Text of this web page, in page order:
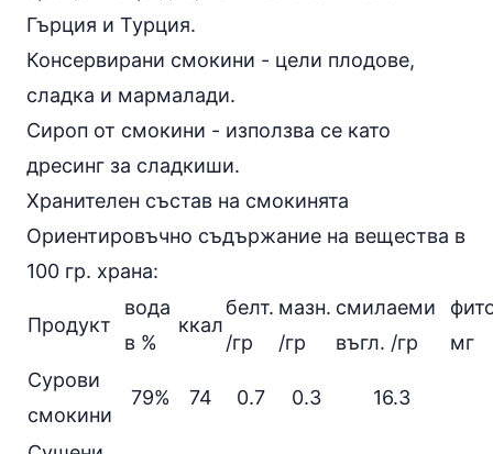
Гърция и Турция.
Консервирани смокини - цели плодове,
сладка и мармалади.
Сироп от смокини - използва се като
дресинг за сладкиши.
Хранителен състав на смокинята
Ориентировъчно съдържание на вещества в
100 гр. храна:
Продукт
вода
в %
ккал
белт.
/гр
мазн.
/гр
смилаеми
въгл. /гр
мг
Сурови
смокини
79% 74 0.7 0.3 16.3